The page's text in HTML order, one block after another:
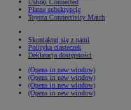
Usługi Connected
Płatne subskrypcje
Toyota Connectivity Match
Skontaktuj się z nami
Polityka ciasteczek
Deklaracja dostępności
(Opens in new window)
(Opens in new window)
(Opens in new window)
(Opens in new window)